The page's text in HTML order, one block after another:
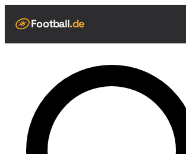
Football.de
Live Scores
Spielplan